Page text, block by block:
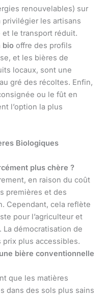
renouvelables) sur
privilégier les artisans
et le transport réduit.
bio offre des profils
et les bières de
locaux, sont une
gré des récoltes. Enfin,
ou le fût en
l’option la plus
Biologiques
plus chère ?
en raison du coût
premières et des
Cependant, cela reflète
pour l’agriculteur et
démocratisation de
prix plus accessibles.
bière conventionnelle
que les matières
dans des sols plus sains